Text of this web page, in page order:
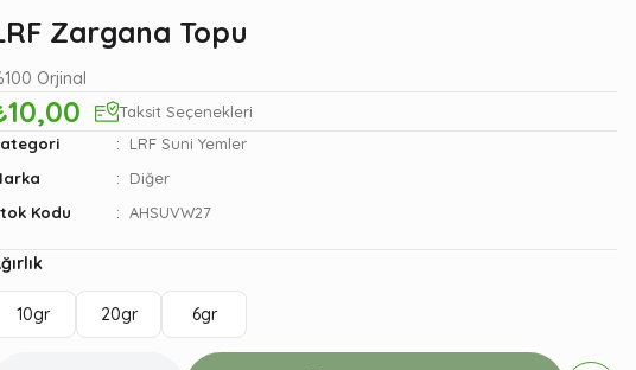
Zargana Topu
Orjinal
Taksit Seçenekleri
LRF Suni Yemler
Diğer
Kodu
AHSUVW27
10gr 20gr 6gr